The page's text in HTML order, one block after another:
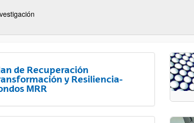
de Recuperación
y Resiliencia-
MRR